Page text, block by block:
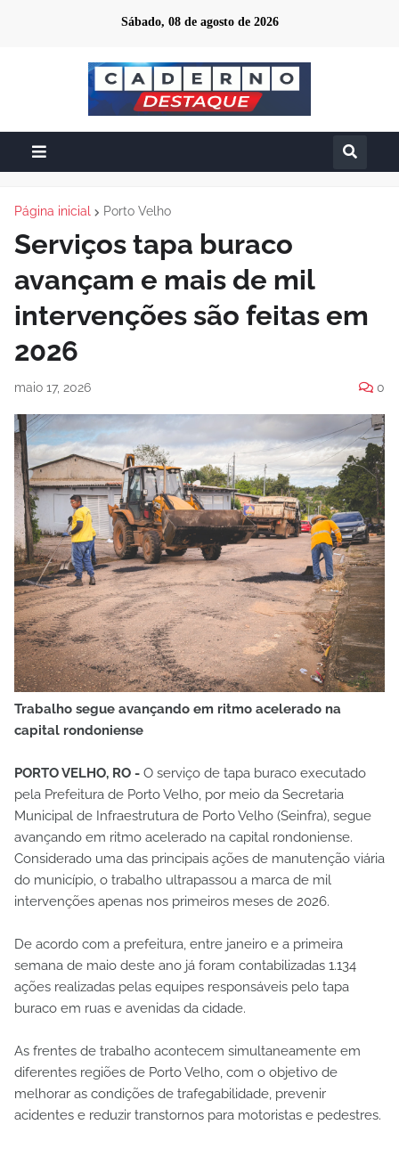
Sábado, 08 de agosto de 2026
Página inicial Porto Velho
Serviços tapa buraco
avançam e mais de mil
intervenções são feitas em
2026
maio 17, 2026 0
Trabalho segue avançando em ritmo acelerado na
capital rondoniense
PORTO VELHO, RO - O serviço de tapa buraco executado
pela Prefeitura de Porto Velho, por meio da Secretaria
Municipal de Infraestrutura de Porto Velho (Seinfra), segue
avançando em ritmo acelerado na capital rondoniense.
Considerado uma das principais ações de manutenção viária
do município, o trabalho ultrapassou a marca de mil
intervenções apenas nos primeiros meses de 2026.
De acordo com a prefeitura, entre janeiro e a primeira
semana de maio deste ano já foram contabilizadas 1.134
ações realizadas pelas equipes responsáveis pelo tapa
buraco em ruas e avenidas da cidade.
As frentes de trabalho acontecem simultaneamente em
diferentes regiões de Porto Velho, com o objetivo de
melhorar as condições de trafegabilidade, prevenir
acidentes e reduzir transtornos para motoristas e pedestres.